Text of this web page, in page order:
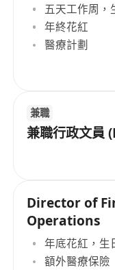
五天工作周，
年終花紅
醫療計劃
兼職
兼職行政文
Director of
Operations
年底花紅，生
額外醫療保險